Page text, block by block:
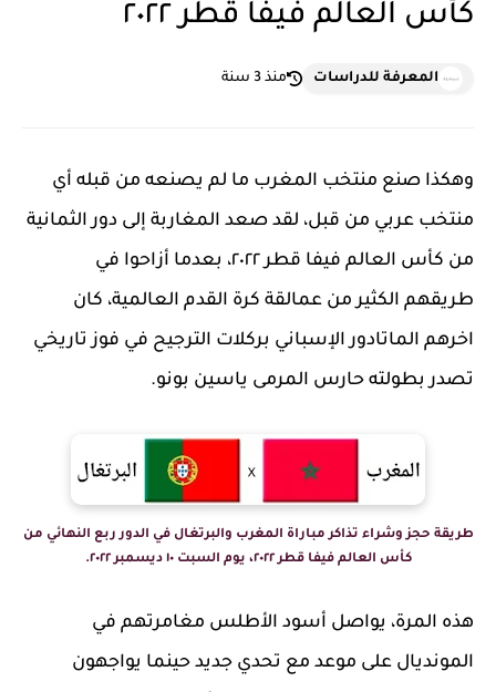
كأس العالم فيفا قطر ٢٠٢٢
المعرفة للدراسات منذ 3 سنة
وهكذا صنع منتخب المغرب ما لم يصنعه من قبله أي
منتخب عربي من قبل، لقد صعد المغاربة إلى دور الثمانية
من كأس العالم فيفا قطر ٢٠٢٢، بعدما أزاحوا في
طريقهم الكثير من عمالقة كرة القدم العالمية، كان
اخرهم الماتادور الإسباني بركلات الترجيح في فوز تاريخي
تصدر بطولته حارس المرمى ياسين بونو.
طريقة حجز وشراء تذاكر مباراة المغرب والبرتغال في الدور ربع النهائي من
كأس العالم فيفا قطر ٢٠٢٢، يوم السبت ١٠ ديسمبر ٢٠٢٢.
هذه المرة، يواصل أسود الأطلس مغامرتهم في
المونديال على موعد مع تحدي جديد حينما يواجهون